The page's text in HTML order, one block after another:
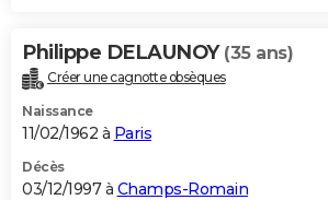
Philippe DELAUNOY (35 ans)
Créer une cagnotte obsèques
Naissance
11/02/1962 à Paris
Décès
03/12/1997 à Champs-Romain